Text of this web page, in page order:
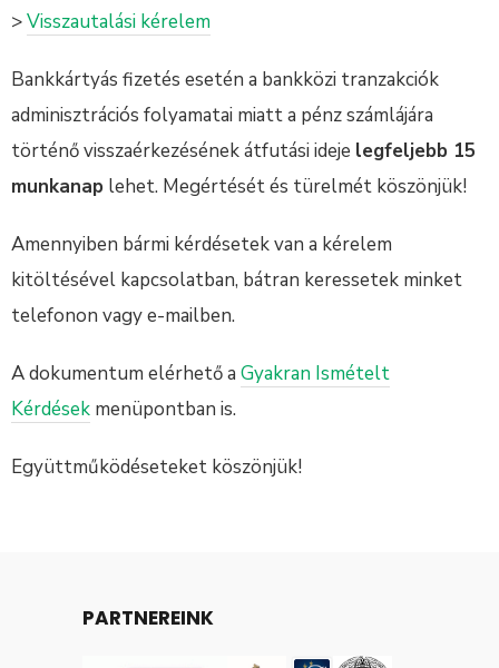
>Visszautalási kérelem
Bankkártyás fizetés esetén a bankközi tranzakciók
adminisztrációs folyamatai miatt a pénz számlájára
történő visszaérkezésének átfutási ideje legfeljebb 15
munkanap lehet. Megértését és türelmét köszönjük!
Amennyiben bármi kérdésetek van a kérelem
kitöltésével kapcsolatban, bátran keressetek minket
telefonon vagy e-mailben.
A dokumentum elérhető a Gyakran Ismételt
Kérdések menüpontban is.
Együttműködéseteket köszönjük!
PARTNEREINK